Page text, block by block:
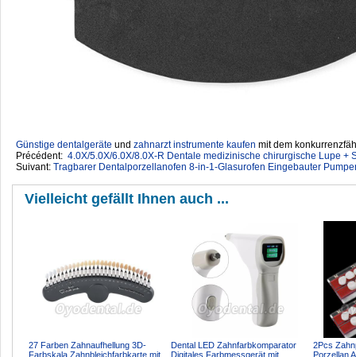
Günstige dentalgeräte ‎ und zahnarzt instrumente kaufen mit dem
Précédent: 4.0X/5.0X/6.0X/8.0X-R Dentale medizinische chirurgische Lupe +
Suivant: Tragbarer Dentalporzellanofen 8-in-1-Glasurofen Eingebauter
Vielleicht gefällt Ihnen auch ...
27 Farben Zahnaufhellung 3D-
Farbskala Zahnbleichfarbkarte mit
Dental LED Zahnfarbkomparator
Digitales Farbmessgerät mit
2Pcs
Porzellan